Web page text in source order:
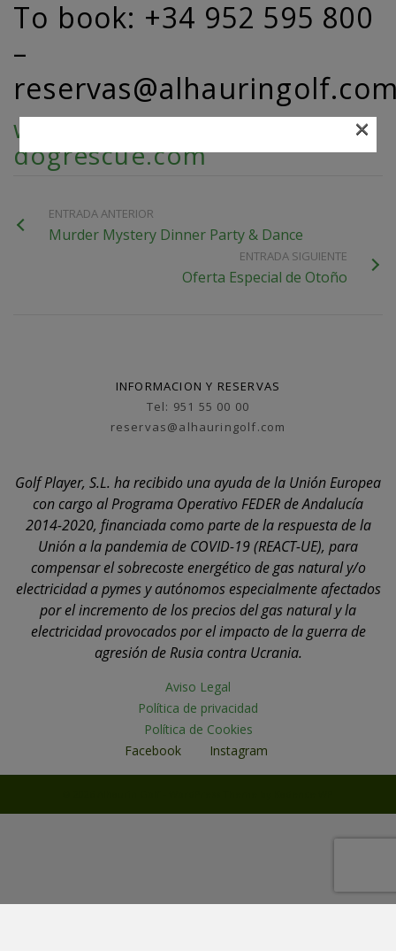
To book: +34 952 595 800
–
www.pawsawhile-
dogrescue.com
ENTRADA ANTERIOR
Murder Mystery Dinner Party & Dance
ENTRADA SIGUIENTE
Oferta Especial de Otoño
INFORMACION Y RESERVAS
Tel: 951 55 00 00
reservas@alhauringolf.com
Golf Player, S.L. ha recibido una ayuda de la Unión Europea
con cargo al Programa Operativo FEDER de Andalucía
2014-2020, financiada como parte de la respuesta de la
Unión a la pandemia de COVID-19 (REACT-UE), para
compensar el sobrecoste energético de gas natural y/o
electricidad a pymes y autónomos especialmente afectados
por el incremento de los precios del gas natural y la
electricidad provocados por el impacto de la guerra de
agresión de Rusia contra Ucrania.
Aviso Legal
Política de privacidad
Política de Cookies
Facebook
Instagram
×